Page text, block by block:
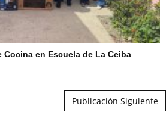
Cocina en Escuela de La Ceiba
Publicación Siguiente